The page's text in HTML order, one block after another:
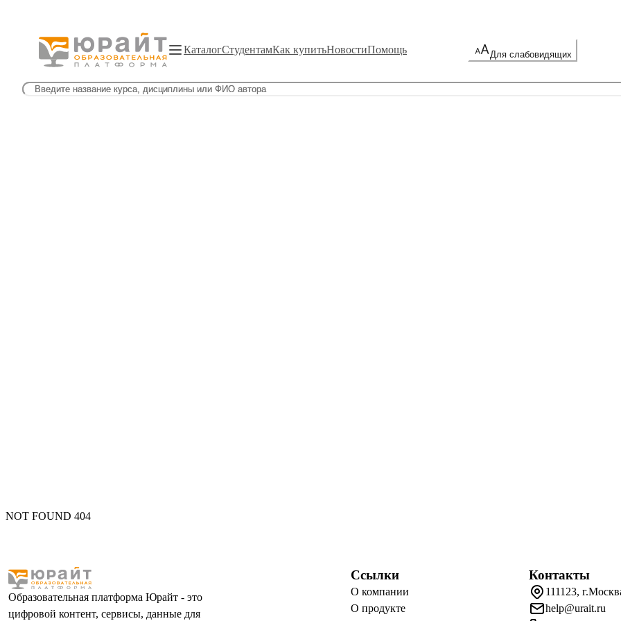
КаталогСтудентамКак купитьНовостиПомощь Для слабовидящих
NOT FOUND 404
Образовательная платформа Юрайт - это
цифровой контент, сервисы, данные для
Ссылки
О компании
О продукте
Контакты
111123,
help@urait.ru